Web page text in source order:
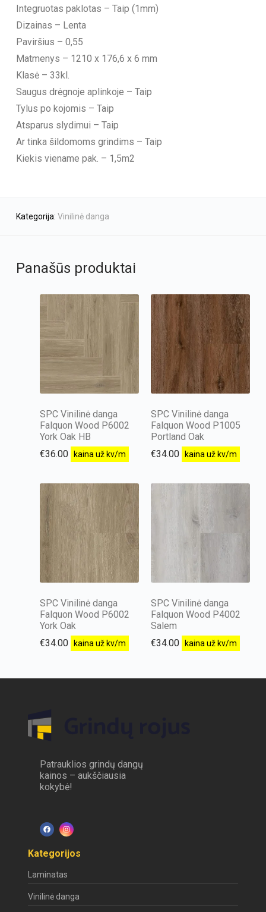
Integruotas paklotas – Taip (1mm)
Dizainas – Lenta
Paviršius – 0,55
Matmenys – 1210 x 176,6 x 6 mm
Klasė – 33kl.
Saugus drėgnoje aplinkoje – Taip
Tylus po kojomis – Taip
Atsparus slydimui – Taip
Ar tinka šildomoms grindims – Taip
Kiekis viename pak. – 1,5m2
Kategorija: Vinilinė danga
Panašūs produktai
SPC Vinilinė danga
Falquon Wood P6002
York Oak HB
€36.00 kaina už kv/m
SPC Vinilinė danga
Falquon Wood P1005
Portland Oak
€34.00 kaina už kv/m
SPC Vinilinė danga
Falquon Wood P6002
York Oak
€34.00 kaina už kv/m
SPC Vinilinė danga
Falquon Wood P4002
Salem
€34.00 kaina už kv/m
Patrauklios grindų dangų
kainos – aukščiausia
kokybė!
Kategorijos
Laminatas
Vinilinė danga